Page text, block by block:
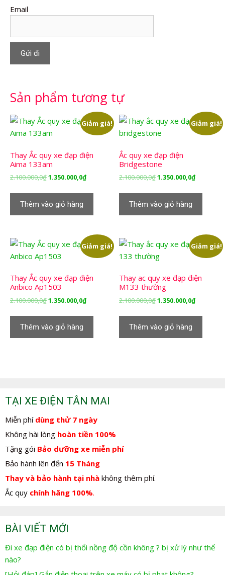
Email
Sản phẩm tương tự
Giảm giá!
Thay Ắc quy xe đạp điện
Aima 133am
2.100.000,0₫Giá
2.100.000,0₫.
1.350.000,0₫Giá
1.350.000,0₫.
Thêm vào giỏ hàng
Giảm giá!
Ắc quy xe đạp điện
Bridgestone
2.100.000,0₫Giá
2.100.000,0₫.
1.350.000,0₫Giá
Thêm vào giỏ hàng
Giảm giá!
Thay Ắc quy xe đạp điện
Anbico Ap1503
2.100.000,0₫Giá
2.100.000,0₫.
1.350.000,0₫Giá
1.350.000,0₫.
Thêm vào giỏ hàng
Giảm giá!
Thay ac quy xe đạp điện
M133 thường
2.100.000,0₫Giá
2.100.000,0₫.
1.350.000,0₫Giá
Thêm vào giỏ hàng
TẠI XE ĐIỆN TÂN MAI
Miễn phí dùng thử 7 ngày
Không hài lòng hoàn tiền 100%
Tặng gói Bảo dưỡng xe miễn phí
Bảo hành lên đến 15 Tháng
Thay và bảo hành tại nhà không thêm phí.
Ắc quy chính hãng 100%.
BÀI VIẾT MỚI
Đi xe đạp điện có bị thổi nồng độ cồn không ? bị xử lý như thế
nào?